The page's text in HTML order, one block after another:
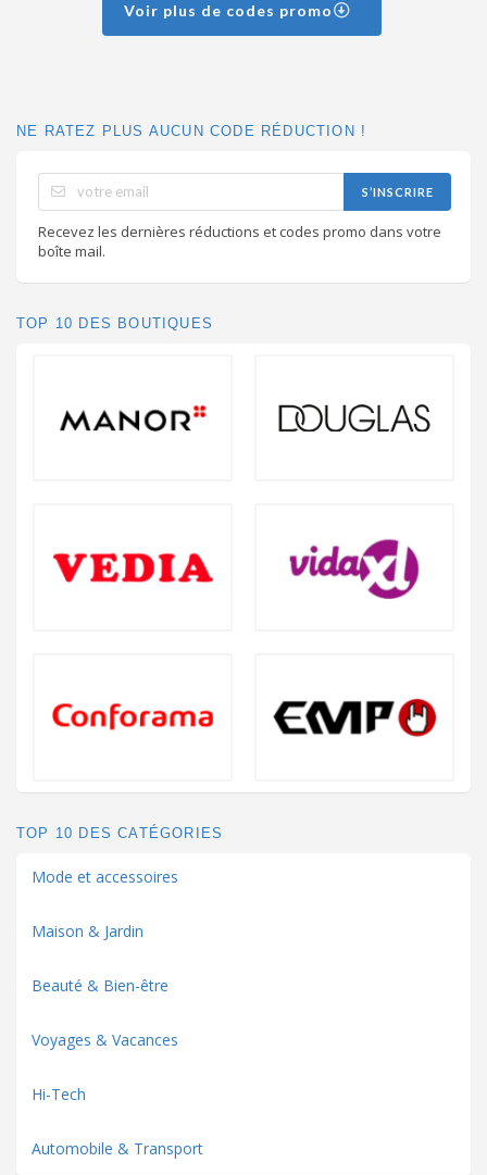
Voir plus de codes promo
NE RATEZ PLUS AUCUN CODE RÉDUCTION !
S’INSCRIRE
Recevez les dernières réductions et codes promo dans votre
boîte mail.
TOP 10 DES BOUTIQUES
TOP 10 DES CATÉGORIES
Mode et accessoires
Maison & Jardin
Beauté & Bien-être
Voyages & Vacances
Hi-Tech
Automobile & Transport